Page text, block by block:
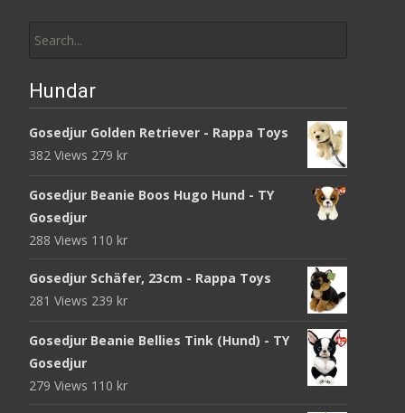
for:
Hundar
Gosedjur Golden Retriever - Rappa Toys
382 Views 279 kr
Gosedjur Beanie Boos Hugo Hund - TY
Gosedjur
288 Views 110 kr
Gosedjur Schäfer, 23cm - Rappa Toys
281 Views 239 kr
Gosedjur Beanie Bellies Tink (Hund) - TY
Gosedjur
279 Views 110 kr